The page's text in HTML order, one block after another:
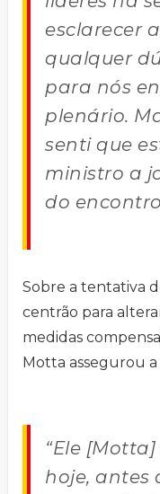
esclarecer
qualquer
para nós
plenário.
senti que
ministro a
do
Sobre a tentativa
centrão para
medidas
Motta assegurou
“Ele
hoje, antes